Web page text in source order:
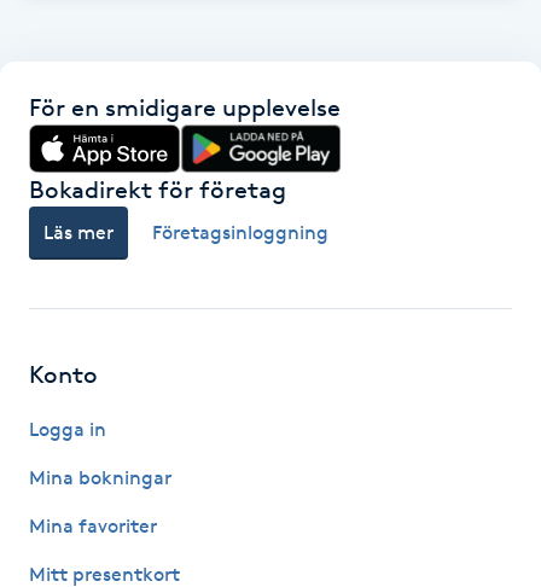
Färgning
Föning
G
Gellack med förstärkning
Gravidmassage
För en smidigare upplevelse
Bokadirekt för företag
Läs mer Företagsinloggning
Konto
Logga in
Mina bokningar
Mina favoriter
Mitt presentkort